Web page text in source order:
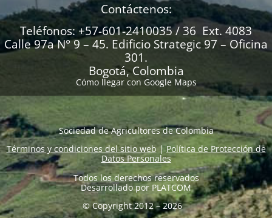
Contáctenos:
Teléfonos: +57-601-2410035 / 36 Ext. 4083
Calle 97a N° 9 – 45. Edificio Strategic 97 – Oficina
301.
Bogotá, Colombia
Cómo llegar con Google Maps
Sociedad de Agricultores de Colombia
Términos y condiciones del sitio web|Política de Protección de
Datos Personales
Todos los derechos reservados
Desarrollado por PLATCOM
© Copyright 2012 – 2026